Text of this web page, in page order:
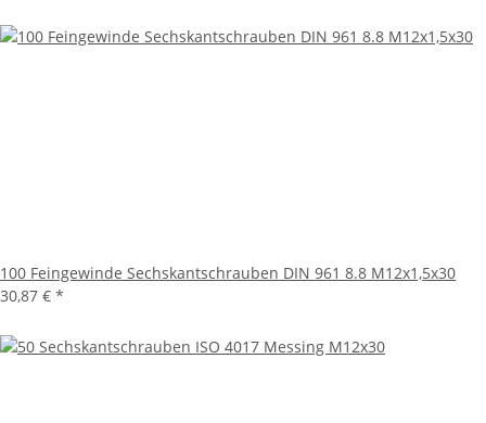
100 Feingewinde Sechskantschrauben DIN 961 8.8 M12x1,5x30
30,87 € *